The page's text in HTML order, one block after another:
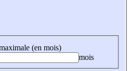
(en mois)
mois